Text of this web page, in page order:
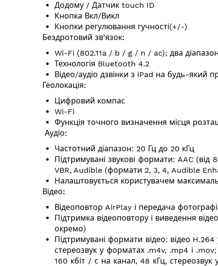
Додому / Датчик touch ID
Кнопка Вкл/Викл
Кнопки регулювання гучності(+/-)
Бездротовий зв'язок:
Wi-Fi (802.11a / b / g / n / ac); два
Технологія Bluetooth 4.2
Відео/аудіо дзвінки з iPad на будь-який
Геолокація:
Цифровий компас
Wi-Fi
Функція точного визначення місця
Аудіо:
Частотний діапазон: 20 Гц до 20 кГц
Підтримувані звукові формати: AAC
VBR, Audible (формати 2, 3, 4, Audible
Налаштовується користувачем
Відео:
Відеоповтор AirPlay і передача
Підтримка відеоповтору і виведення
окремо)
Підтримувані формати відео: відео
стереозвук у форматах .m4v, .mp4 і
160 кбіт / с на канал, 48 кГц,